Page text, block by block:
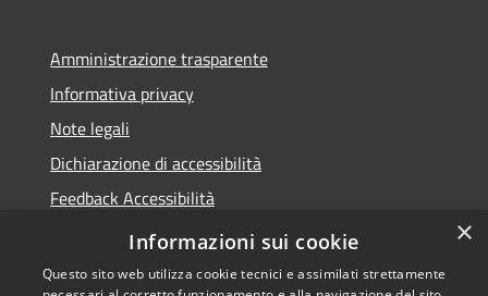
Amministrazione trasparente
Informativa privacy
Note legali
Dichiarazione di accessibilità
Feedback Accessibilità
Fatturare al comune
×
Informazioni sui cookie
Questo sito web utilizza cookie tecnici e assimilati strettamente